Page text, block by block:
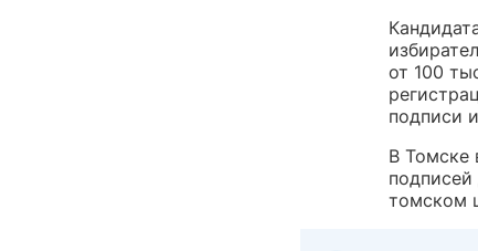
от 100
подписи
В Томске
томском